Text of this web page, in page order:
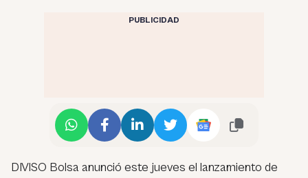
PUBLICIDAD
DIVISO Bolsa anunció este jueves el lanzamiento de